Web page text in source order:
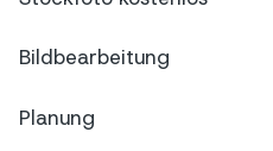
Bildbearbeitung
Planung